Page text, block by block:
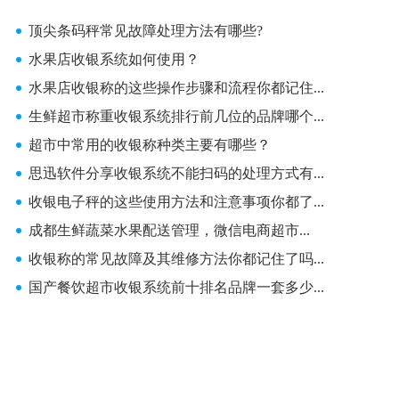
顶尖条码秤常见故障处理方法有哪些?
水果店收银系统如何使用？
水果店收银称的这些操作步骤和流程你都记住...
生鲜超市称重收银系统排行前几位的品牌哪个...
超市中常用的收银称种类主要有哪些？
思迅软件分享收银系统不能扫码的处理方式有...
收银电子秤的这些使用方法和注意事项你都了...
成都生鲜蔬菜水果配送管理，微信电商超市...
收银称的常见故障及其维修方法你都记住了吗...
国产餐饮超市收银系统前十排名品牌一套多少...